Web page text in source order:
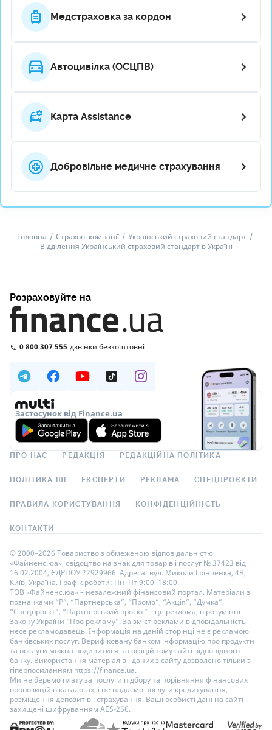
Медстраховка за кордон
Автоцивілка (ОСЦПВ)
Карта Assistance
Добровільне медичне страхування
Головна Страхові компанії
Український страховий стандарт
Відділення Український страховий стандарт в Україні
Розраховуйте на
0 800 307 555 дзвінки безкоштовні
Застосунок від Finance.ua
ПРО НАС РЕДАКЦІЯ РЕДАКЦІЙНА ПОЛІТИКА
ПОЛІТИКА ШІ ЕКСПЕРТИ РЕКЛАМА СПЕЦПРОЄКТИ
ПРАВИЛА КОРИСТУВАННЯ КОНФІДЕНЦІЙНІСТЬ
КОНТАКТИ
© 2000–2026 Товариство з обмеженою відповідальністю
«Файненс.юа», свідоцтво на знак для товарів і послуг № 37423 від
16.02.2004, ЄДРПОУ 22929966. Адреса: вул. Миколи Грінченка, 4В,
Київ, Україна. Графік роботи: Пн–Пт 9:00–18:00.
ТОВ «Файненс.юа» – незалежний фінансовий портал. Матеріали з
позначками “Р”, “Партнерська”, “Промо”, “Акція”, “Думка”,
“Спецпроєкт”, “Партнерський проєкт” – це реклама, в розумінні
Закону України “Про рекламу”. За зміст реклами відповідальність
несе рекламодавець. Інформація на даній сторінці не є рекламою
банківських послуг. Верифіковану банком інформацію про продукти
та послуги можна подивитися на офіційному сайті відповідного
банку. Використання матеріалів і даних з сайту дозволено тільки з
гіперпосиланням https://finance.ua.
Ми не беремо плату за послуги підбору та порівняння фінансових
пропозицій в каталогах, і не надаємо послуги кредитування,
розміщення депозитів і страхування. Ваші особисті дані на сайті
захищені шифруванням AES-256.